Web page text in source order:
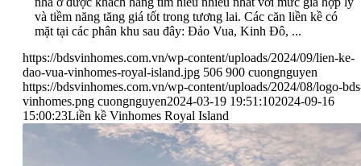
và tiềm năng tăng giá tốt trong tương lai. Các căn liền kề có
mặt tại các phân khu sau đây: Đảo Vua, Kinh Đô, ...
https://bdsvinhomes.com.vn/wp-content/uploads/2024/09/lien-ke-
dao-vua-vinhomes-royal-island.jpg 506 900 cuongnguyen
https://bdsvinhomes.com.vn/wp-content/uploads/2024/08/logo-
vinhomes.png cuongnguyen2024-03-19 19:51:102024-09-16
15:00:23Liền kề Vinhomes Royal Island